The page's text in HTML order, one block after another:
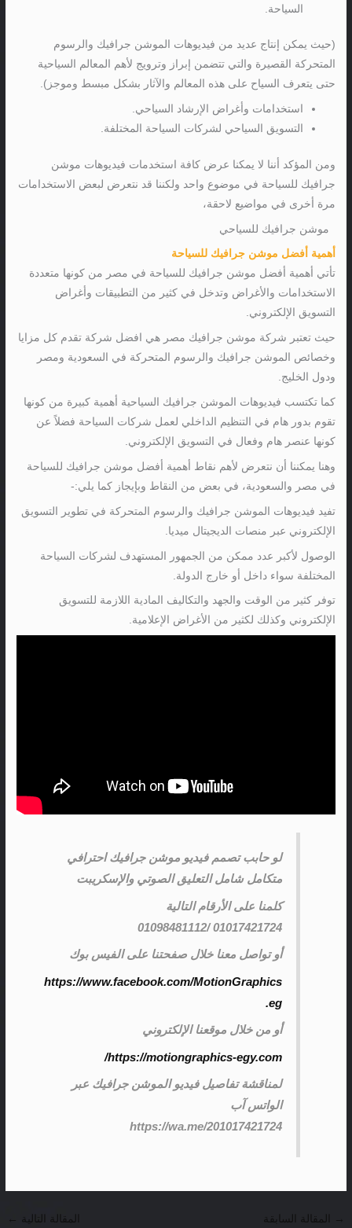
السياحة.
(حيث يمكن إنتاج عديد من فيديوهات الموشن جرافيك والرسوم
المتحركة القصيرة والتي تتضمن إبراز وترويج لأهم المعالم السياحية
حتى يتعرف السياح على هذه المعالم والآثار بشكل مبسط وموجز).
استخدامات وأغراض الإرشاد السياحي.
التسويق السياحي لشركات السياحة المختلفة.
ومن المؤكد أننا لا يمكنا عرض كافة استخدمات فيديوهات موشن
جرافيك للسياحة في موضوع واحد ولكننا قد نتعرض لبعض الاستخدامات
مرة أخرى في مواضيع لاحقة،
موشن جرافيك للسياحي
أهمية أفضل موشن جرافيك للسياحة
تأتي أهمية أفضل موشن جرافيك للسياحة في مصر من كونها متعددة
الاستخدامات والأغراض وتدخل في كثير من التطبيقات وأغراض
التسويق الإلكتروني.
حيث تعتبر شركة موشن جرافيك مصر هي افضل شركة تقدم كل مزايا
وخصائص الموشن جرافيك والرسوم المتحركة في السعودية ومصر
ودول الخليج.
كما تكتسب فيديوهات الموشن جرافيك السياحية أهمية كبيرة من كونها
تقوم بدور هام في التنظيم الداخلي لعمل شركات السياحة فضلاً عن
كونها عنصر هام وفعال في التسويق الإلكتروني.
وهنا يمكننا أن نتعرض لأهم نقاط أهمية أفضل موشن جرافيك للسياحة
في مصر والسعودية، في بعض من النقاط وبإيجاز كما يلي:-
تفيد فيديوهات الموشن جرافيك والرسوم المتحركة في تطوير التسويق
الإلكتروني عبر منصات الديجيتال ميديا.
الوصول لأكبر عدد ممكن من الجمهور المستهدف لشركات السياحة
المختلفة سواء داخل أو خارج الدولة.
توفر كثير من الوقت والجهد والتكاليف المادية اللازمة للتسويق
الإلكتروني وكذلك لكثير من الأغراض الإعلامية.
لو حابب تصمم فيديو موشن جرافيك احترافي
متكامل شامل التعليق الصوتي والإسكريبت
كلمنا على الأرقام التالية
01017421724 /01098481112
أو تواصل معنا خلال صفحتنا على الفيس بوك
https://www.facebook.com/MotionGraphics
.eg
أو من خلال موقعنا الإلكتروني
https://motiongraphics-egy.com/
لمناقشة تفاصيل فيديو الموشن جرافيك عبر
الواتس آب
https://wa.me/201017421724
→ المقالة السابقة المقالة التالية ←